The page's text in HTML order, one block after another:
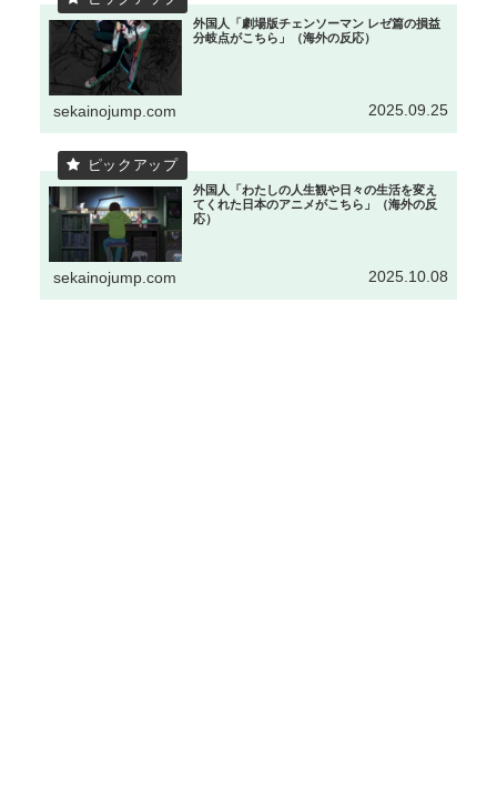
外国人「劇場版チェンソーマン レゼ篇の損益
分岐点がこちら」（海外の反応）
sekainojump.com 2025.09.25
外国人「わたしの人生観や日々の生活を変え
てくれた日本のアニメがこちら」（海外の反
応）
sekainojump.com 2025.10.08